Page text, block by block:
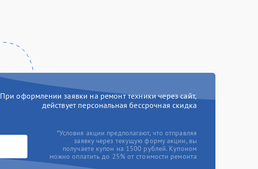
При оформлении заявки на ремонт техники через сайт,
действует персональная бессрочная скидка
*Условия акции предполагают, что отправляя
заявку через текущую форму акции, вы
получаете купон на 1500 рублей. Купоном
можно оплатить до 25% от стоимости ремонта